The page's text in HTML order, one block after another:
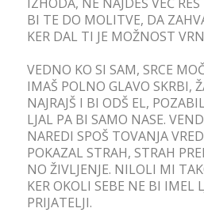
BI TE DO MOLITVE, DA
KER DAL TI JE MOŽNOST
VEDNO KO SI SAM, SRCE
IMAŠ POLNO GLAVO SKRBI,
NAJRAJŠ I BI ODŠ EL,
LJAL PA BI SAMO NASE.
NAREDI SPOŠ TOVANJA
POKAZAL STRAH, STRAH
NO ŽIVLJENJE. NILOLI MI
KER OKOLI SEBE NE BI IMEL
PRIJATELJI.